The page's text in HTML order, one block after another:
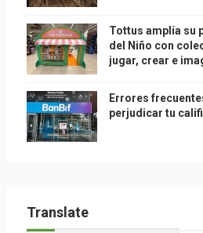
Tottus amplía su
del Niño con
jugar, crear e
Errores
perjudicar tu
Translate